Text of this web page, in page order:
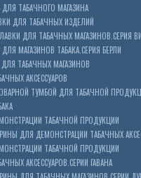
ТАБАЧНОГО МАГАЗИНА
ДЛЯ ТАБАЧНЫХ ИЗДЕЛИЙ
ДЛЯ ТАБАЧНЫХ МАГАЗИНОВ.СЕРИЯ
МАГАЗИНОВ ТАБАКА.СЕРИЯ БЕРЛИ
ТАБАЧНЫХ МАГАЗИНОВ
АКСЕССУАРОВ
ТУМБОЙ ДЛЯ ТАБАЧНОЙ
ТАБАЧНОЙ ПРОДУКЦИИ
ДЛЯ ДЕМОНСТРАЦИИ ТАБАЧНЫХ
ТАБАЧНОЙ ПРОДУКЦИИ
АКСЕССУАРОВ.СЕРИИ ГАВАНА